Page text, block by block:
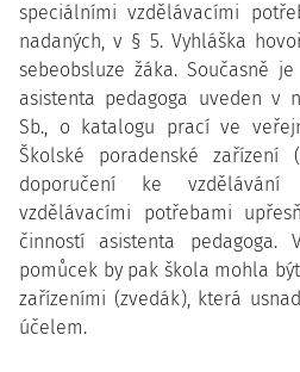
speciálními vzdělávacími
nadaných, v § 5. Vyhláška
sebeobsluze žáka. Současně
asistenta pedagoga uveden v
Sb., o katalogu prací ve
Školské poradenské zařízení
doporučení ke
vzdělávacími potřebami
činností asistenta pedagoga.
pomůcek by pak škola mohla
zařízeními (zvedák), která
účelem.